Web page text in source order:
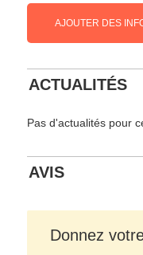
AJOUTER DES
ACTUALITÉS
Pas d'actualités pour
AVIS
Donnez